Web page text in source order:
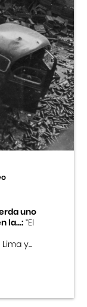
uno
la...:“El
y...